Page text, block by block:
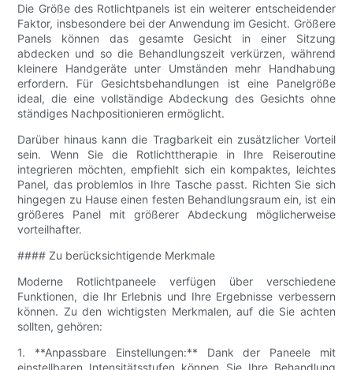
Die Größe des Rotlichtpanels ist ein weiterer entscheidender
Faktor, insbesondere bei der Anwendung im Gesicht. Größere
Panels können das gesamte Gesicht in einer Sitzung
abdecken und so die Behandlungszeit verkürzen, während
kleinere Handgeräte unter Umständen mehr Handhabung
erfordern. Für Gesichtsbehandlungen ist eine Panelgröße
ideal, die eine vollständige Abdeckung des Gesichts ohne
ständiges Nachpositionieren ermöglicht.
Darüber hinaus kann die Tragbarkeit ein zusätzlicher Vorteil
sein. Wenn Sie die Rotlichttherapie in Ihre Reiseroutine
integrieren möchten, empfiehlt sich ein kompaktes, leichtes
Panel, das problemlos in Ihre Tasche passt. Richten Sie sich
hingegen zu Hause einen festen Behandlungsraum ein, ist ein
größeres Panel mit größerer Abdeckung möglicherweise
vorteilhafter.
#### Zu berücksichtigende Merkmale
Moderne Rotlichtpaneele verfügen über verschiedene
Funktionen, die Ihr Erlebnis und Ihre Ergebnisse verbessern
können. Zu den wichtigsten Merkmalen, auf die Sie achten
sollten, gehören:
1. **Anpassbare Einstellungen:** Dank der Paneele mit
einstellbaren Intensitätsstufen können Sie Ihre Behandlung